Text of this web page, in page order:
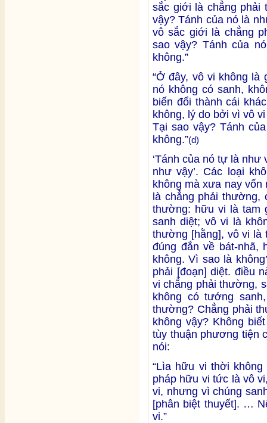
sắc giới là chẳng phải
vậy? Tánh của nó là
vô sắc giới là chẳng
sao vậy? Tánh của
không.”
“Ở đây, vô vi không
nó không có sanh,
biến đổi thành cái
không, lý do bởi vì vô
Tại sao vậy? Tánh
không.”(d)
‘Tánh của nó tự là như
như vậy’. Các loại
không mà xưa nay
là chẳng phải thường,
thường: hữu vi là tam
sanh diệt; vô vi là
thường [hằng], vô vi
đúng đắn về bát-
không. Vì sao là
phải [đoạn] diệt. điều
vi chẳng phải thường,
không có tướng
thường? Chẳng phải
không vậy? Không
tùy thuận phương tiện
nói:
“Lìa hữu vi thời
pháp hữu vi tức là vô
vi, nhưng vì chúng
[phân biệt thuyết]. …
vi.”